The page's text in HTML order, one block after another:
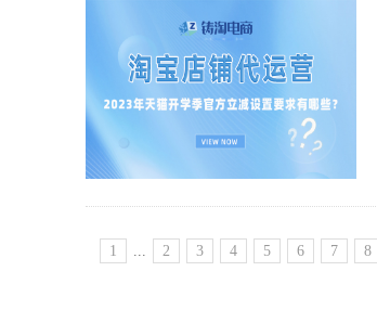
1
... 2 3 4 5 6 7 8